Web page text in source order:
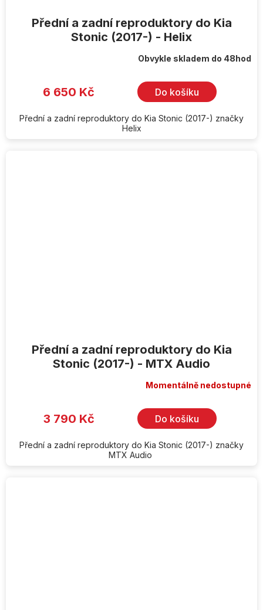
Přední a zadní reproduktory do Kia
Stonic (2017-) - Helix
Obvykle skladem do 48hod
6 650 Kč Do košíku
Přední a zadní reproduktory do Kia Stonic (2017-) značky
Helix
Přední a zadní reproduktory do Kia
Stonic (2017-) - MTX Audio
Momentálně nedostupné
3 790 Kč Do košíku
Přední a zadní reproduktory do Kia Stonic (2017-) značky
MTX Audio